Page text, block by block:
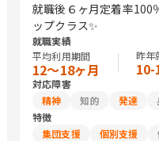
就職後６ヶ月定着率100
ップクラス✨
就職実績
平均利用期間
12〜18ヶ月
昨年
10-
対応障害
精神
知的 発達
特徴
集団支援
個別支援